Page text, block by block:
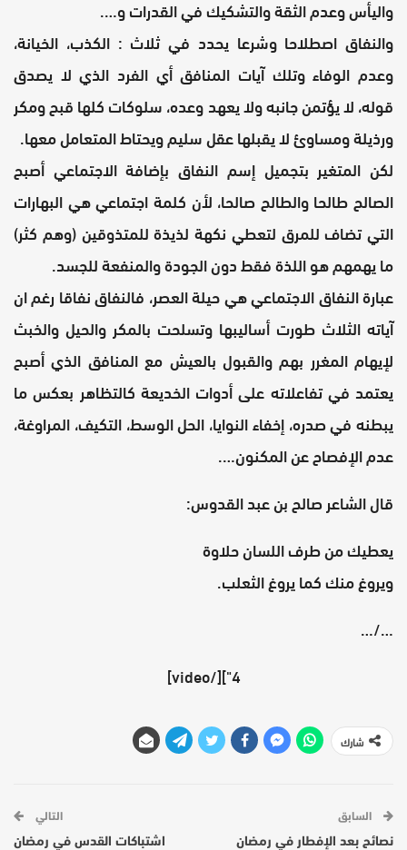
واليأس وعدم الثقة والتشكيك في القدرات و….
والنفاق اصطلاحا وشرعا يحدد في ثلاث : الكذب، الخيانة،
وعدم الوفاء وتلك آيات المنافق أي الفرد الذي لا يصدق
قوله، لا يؤتمن جانبه ولا يعهد وعده، سلوكات كلها قبح ومكر
ورذيلة ومساوئ لا يقبلها عقل سليم ويحتاط المتعامل معها.
لكن المتغير بتجميل إسم النفاق بإضافة الاجتماعي أصبح
الصالح طالحا والطالح صالحا، لأن كلمة اجتماعي هي البهارات
التي تضاف للمرق لتعطي نكهة لذيذة للمتذوقين (وهم كثر)
ما يهمهم هو اللذة فقط دون الجودة والمنفعة للجسد.
عبارة النفاق الاجتماعي هي حيلة العصر، فالنفاق نفاقا رغم ان
آياته الثلاث طورت أساليبها وتسلحت بالمكر والحيل والخبث
لإيهام المغرر بهم والقبول بالعيش مع المنافق الذي أصبح
يعتمد في تفاعلاته على أدوات الخديعة كالتظاهر بعكس ما
يبطنه في صدره، إخفاء النوايا، الحل الوسط، التكيف، المراوغة،
عدم الإفصاح عن المكنون….
قال الشاعر صالح بن عبد القدوس:
يعطيك من طرف اللسان حلاوة
ويروغ منك كما يروغ الثعلب.
…/…
4"][/video]
شارك
السابق
نصائح بعد الإفطار في رمضان
التالي
اشتباكات القدس في رمضان